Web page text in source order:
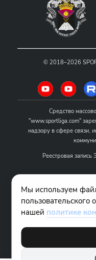
© 2018–2026
Средство
"www.sportliga.com"
надзору в сфере связи,
Реестровая
Учредитель СМИ
Главный редактор СМИ
Мы используем
пользовательского
нашей политике